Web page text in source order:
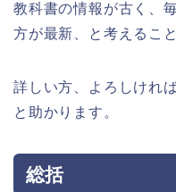
教科書の情報が古く、
方が最新、と考えるこ
詳しい方、よろしけれ
と助かります。
総括